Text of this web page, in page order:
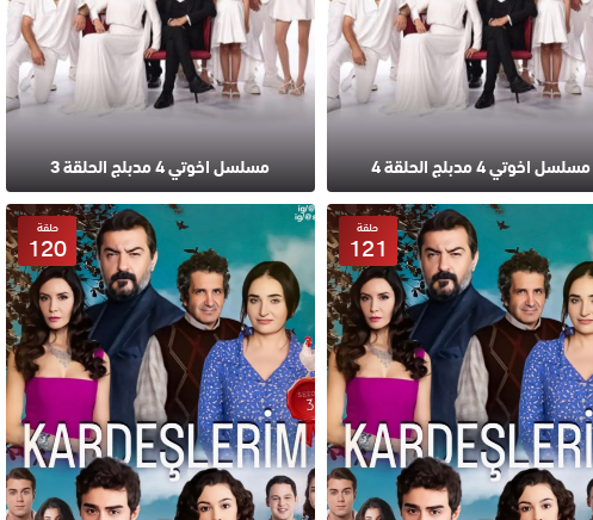
مسلسل اخوتي 4 مدبلج الحلقة 4 مسلسل اخوتي 4 مدبلج الحلقة 3
حلقة
121
حلقة
120